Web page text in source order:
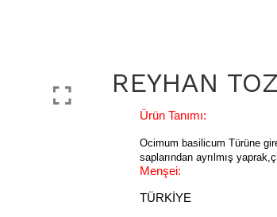
REYHAN TOZ
Ürün Tanımı:
Ocimum basilicum Türüne
saplarından ayrılmış
Menşei:
TÜRKİYE